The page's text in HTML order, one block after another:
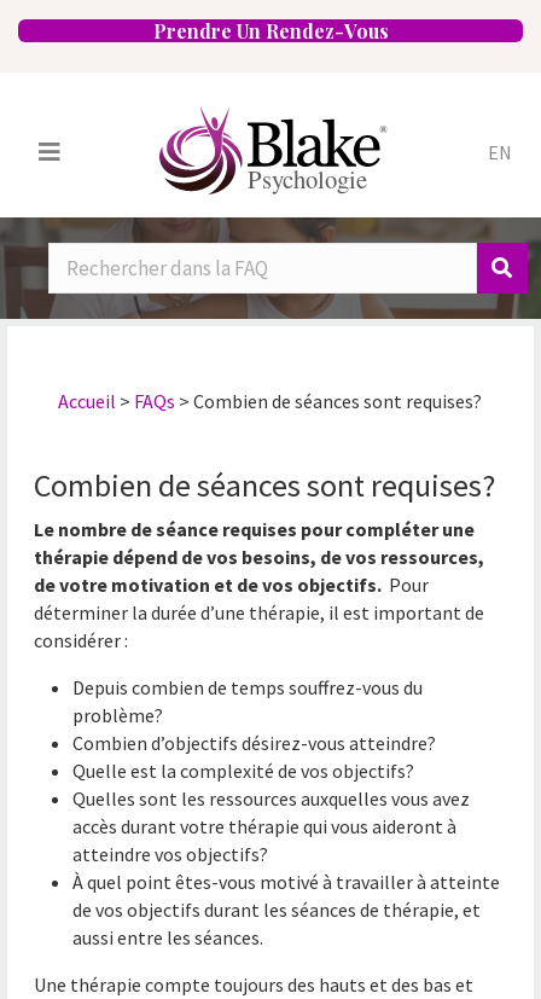
Prendre Un Rendez-Vous
EN
Services
Psychologues
Spécialités
Approches
Carrières
Contact
Accueil > FAQs > Combien de séances sont requises?
Combien de séances sont requises?
Le nombre de séance requises pour compléter une
thérapie dépend de vos besoins, de vos ressources,
de votre motivation et de vos objectifs.Pour
déterminer la durée d’une thérapie, il est important de
considérer :
Depuis combien de temps souffrez-vous du
problème?
Combien d’objectifs désirez-vous atteindre?
Quelle est la complexité de vos objectifs?
Quelles sont les ressources auxquelles vous avez
accès durant votre thérapie qui vous aideront à
atteindre vos objectifs?
À quel point êtes-vous motivé à travailler à atteinte
de vos objectifs durant les séances de thérapie, et
aussi entre les séances.
Une thérapie compte toujours des hauts et des bas et